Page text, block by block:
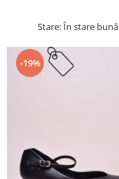
Stare: În stare bună
-19%